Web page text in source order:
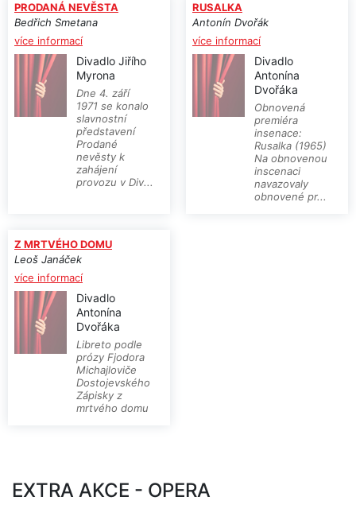
PRODANÁ NEVĚSTA
Bedřich Smetana
více informací
Divadlo Jiřího
Myrona
Dne 4. září
1971 se konalo
slavnostní
představení
Prodané
nevěsty k
zahájení
provozu v Div...
RUSALKA
Antonín Dvořák
více informací
Divadlo
Antonína
Dvořáka
Obnovená
premiéra
insenace:
Rusalka (1965)
Na obnovenou
inscenaci
navazovaly
obnovené pr...
Z MRTVÉHO DOMU
Leoš Janáček
více informací
Divadlo
Antonína
Dvořáka
Libreto podle
prózy Fjodora
Michajloviče
Dostojevského
Zápisky z
mrtvého domu
EXTRA AKCE - OPERA